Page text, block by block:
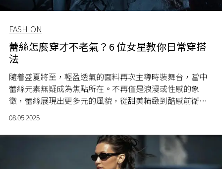
FASHION
蕾絲怎麼穿才不老氣？6 位女星教你日常穿搭
法
隨着盛夏將至，輕盈透氣的面料再次主導時裝舞台，當中
蕾絲元素無疑成為焦點所在。不再僅是浪漫或性感的象
徵，蕾絲展現出更多元的風貌，從甜美精緻到酷感前衛，
Lisa，甚至 Minnie 與水原希子名人們示範，到街拍示範，
皆以蕾絲入型入格地演繹出截然不同的時尚態度。
08.05.2025